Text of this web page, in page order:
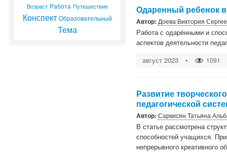
Возраст Работа Путешествие
Конспект Образовательный
Тема
Одаренный ребенок
Автор: Доева Виктория
Работа c oдapёнными и
acпeктoв дeятeльнocти
август 2023 • 1091
Развитие
педагогической
Автор: Саркисян Татьяна
В статье рассмотрена
способностей учащихся.
непрерывного